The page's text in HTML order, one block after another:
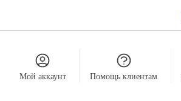
Мой аккаунт Помощь клиентам